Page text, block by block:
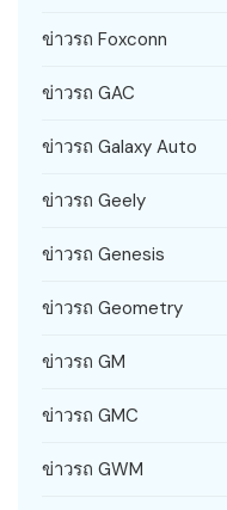
ข่าวรถ Foxconn
ข่าวรถ GAC
ข่าวรถ Galaxy Auto
ข่าวรถ Geely
ข่าวรถ Genesis
ข่าวรถ Geometry
ข่าวรถ GM
ข่าวรถ GMC
ข่าวรถ GWM